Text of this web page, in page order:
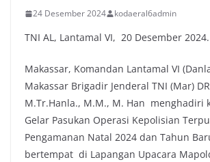
24 Desember 2024 kodaeral6admin
TNI AL, Lantamal VI, 20 Desember 2024.
Makassar, Komandan Lantamal VI
Makassar Brigadir Jenderal TNI (Mar)
M.Tr.Hanla., M.M., M. Han menghadiri
Gelar Pasukan Operasi Kepolisian
Pengamanan Natal 2024 dan Tahun
bertempat di Lapangan Upacara